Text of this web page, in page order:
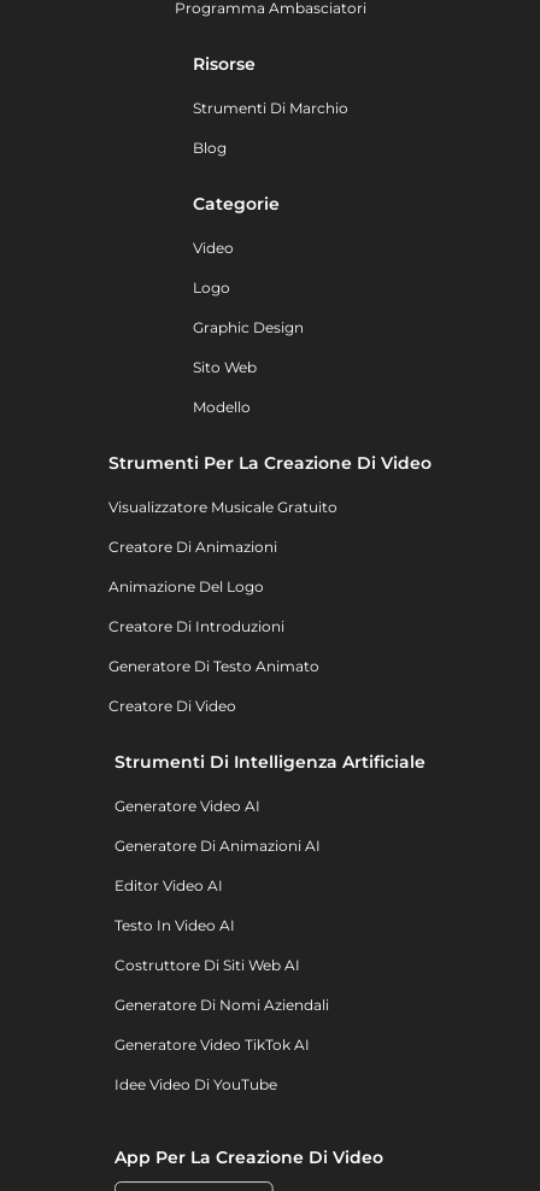
Programma Ambasciatori
Risorse
Strumenti Di Marchio
Blog
Categorie
Video
Logo
Graphic Design
Sito Web
Modello
Strumenti Per La Creazione Di Video
Visualizzatore Musicale Gratuito
Creatore Di Animazioni
Animazione Del Logo
Creatore Di Introduzioni
Generatore Di Testo Animato
Creatore Di Video
Strumenti Di Intelligenza Artificiale
Generatore Video AI
Generatore Di Animazioni AI
Editor Video AI
Testo In Video AI
Costruttore Di Siti Web AI
Generatore Di Nomi Aziendali
Generatore Video TikTok AI
Idee Video Di YouTube
App Per La Creazione Di Video